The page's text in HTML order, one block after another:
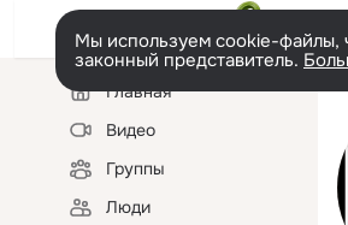
Мы используем cookie-файлы,
законный представитель.
Левая
колонкаГлавная
Видео
Группы
Люди